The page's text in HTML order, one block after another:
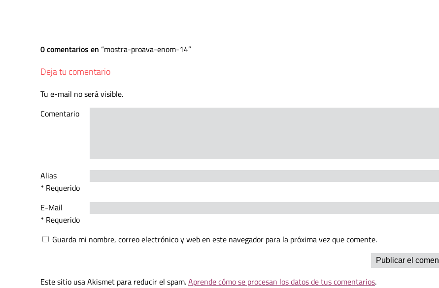
0 comentarios en mostra-proava-enom-14
Deja tu comentario
Tu e-mail no será visible.
Comentario
Alias
* Requerido
E-Mail
* Requerido
Guarda mi nombre, correo electrónico y web en este navegador para la próxima vez que comente.
Este sitio usa Akismet para reducir el spam.Aprende cómo se procesan los datos de tus comentarios.